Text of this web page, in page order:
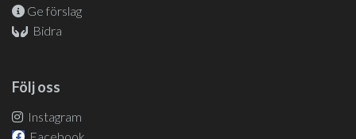
Ge förslag
Bidra
Följ oss
Instagram